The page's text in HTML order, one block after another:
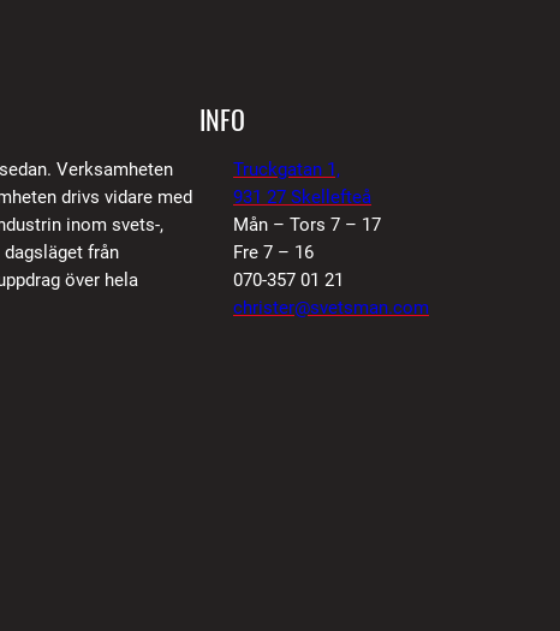
Verksamheten
drivs vidare med
inom svets-,
från
över hela
INFO
Truckgatan 1,
931 27 Skellefteå
Mån – Tors 7 – 17
Fre 7 – 16
070-357 01 21
christer@svetsman.com